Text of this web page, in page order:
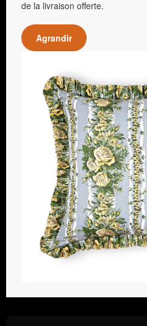
de la livraison offerte.
Agrandir